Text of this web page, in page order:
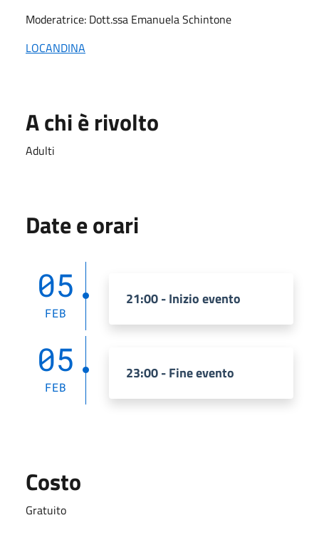
Moderatrice: Dott.ssa Emanuela Schintone
LOCANDINA
A chi è rivolto
Adulti
Date e orari
05
FEB
21:00 - Inizio evento
05
FEB
23:00 - Fine evento
Costo
Gratuito